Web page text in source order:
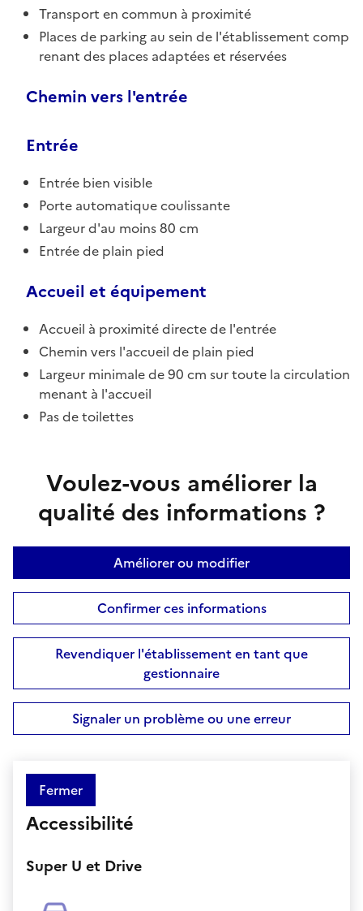
Transport en commun à proximité
Places de parking au sein de l'établissement comp
renant des places adaptées et réservées
Chemin vers l'entrée
Entrée
Entrée bien visible
Porte automatique coulissante
Largeur d'au moins 80 cm
Entrée de plain pied
Accueil et équipement
Accueil à proximité directe de l'entrée
Chemin vers l'accueil de plain pied
Largeur minimale de 90 cm sur toute la circulation
menant à l'accueil
Pas de toilettes
Voulez-vous améliorer la
qualité des informations ?
Améliorer ou modifier
Confirmer ces informations
Revendiquer l'établissement en tant que
gestionnaire
Signaler un problème ou une erreur
Fermer
Accessibilité
Super U et Drive